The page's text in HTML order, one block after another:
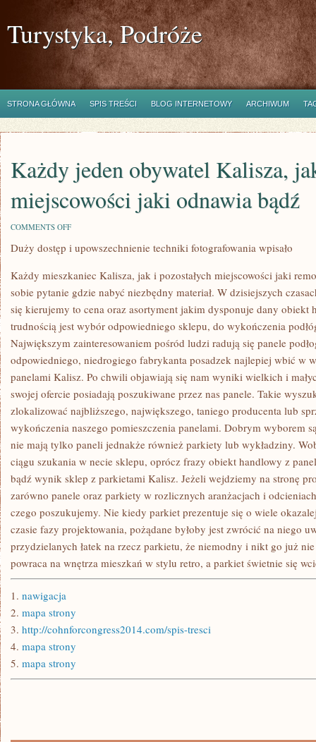
Turystyka, Podróże
STRONA GŁÓWNA SPIS TREŚCI BLOG INTERNETOWY ARCHIWUM
Każdy jeden obywatel Kalisza,
miejscowości jaki odnawia bądź
COMMENTS OFFON
JEDEN
JAK
I
POZOSTAŁYCH
MIEJSCOWOŚCI
JAKI
ODNAWIA
BĄDŹ
Duży dostęp i upowszechnienie techniki fotografowania wpisało
Każdy mieszkaniec Kalisza, jak i pozostałych miejscowości jaki
sobie pytanie gdzie nabyć niezbędny materiał. W dzisiejszych
się kierujemy to cena oraz asortyment jakim dysponuje dany obiekt
trudnością jest wybór odpowiedniego sklepu, do wykończenia
Największym zainteresowaniem pośród ludzi radują się panele
odpowiedniego, niedrogiego fabrykanta posadzek najlepiej wbić w
panelami Kalisz. Po chwili objawiają się nam wyniki wielkich i
swojej ofercie posiadają poszukiwane przez nas panele. Takie
zlokalizować najbliższego, największego, taniego producenta lub
wykończenia naszego pomieszczenia panelami. Dobrym wyborem
nie mają tylko paneli jednakże również parkiety lub wykładziny.
ciągu szukania w necie sklepu, oprócz frazy obiekt handlowy z
bądź wynik sklep z parkietami Kalisz. Jeżeli wejdziemy na stronę
zarówno panele oraz parkiety w rozlicznych aranżacjach i
czego poszukujemy. Nie kiedy parkiet prezentuje się o wiele
czasie fazy projektowania, pożądane byłoby jest zwrócić na niego
przydzielanych łatek na rzecz parkietu, że niemodny i nikt go już
powraca na wnętrza mieszkań w stylu retro, a parkiet świetnie się
1. nawigacja
2. mapa strony
3. http://cohnforcongress2014.com/spis-tresci
4. mapa strony
5. mapa strony